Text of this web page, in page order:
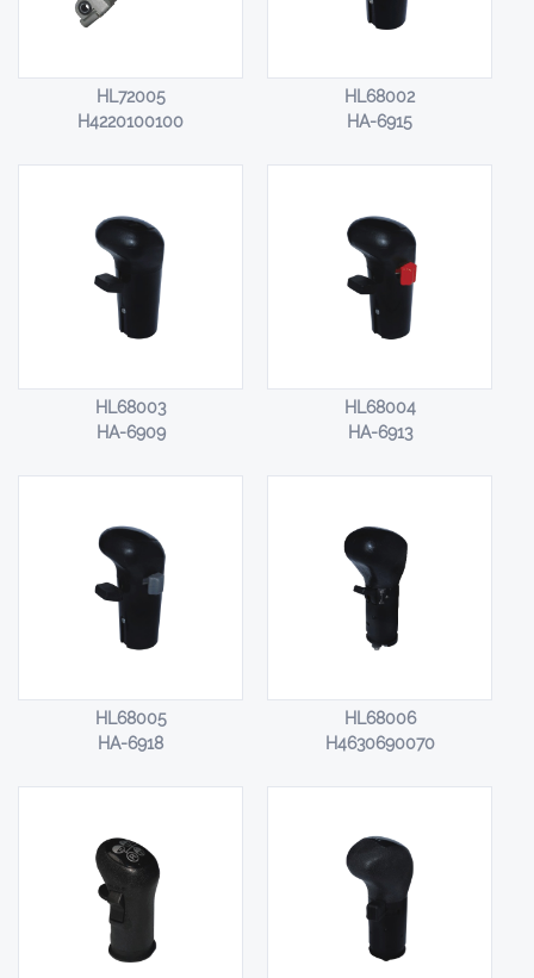
HL72005
H4220100100
HL68002
HA-6915
HL68003
HA-6909
HL68004
HA-6913
HL68005
HA-6918
HL68006
H4630690070